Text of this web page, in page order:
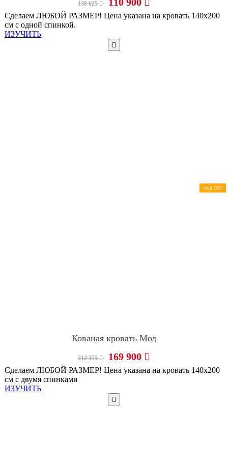
138 625
Сделаем ЛЮБОЙ РАЗМЕР! Цена указана на кровать 140х200
см с одной спинкой.
ИЗУЧИТЬ
Sale 20%
Кованая кровать Мод
212 375 169 900
Сделаем ЛЮБОЙ РАЗМЕР! Цена указана на кровать 140х200
см с двумя спинками
ИЗУЧИТЬ